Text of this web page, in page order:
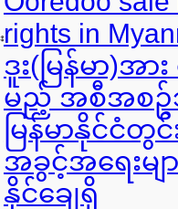
rights in
ဒူး(မြန်မာ)အ
မည့် အစီအစ
မြန်မာနိုင်ငံတွ
အခွင့်အရေးမျ
နိုင်ချေရှိ